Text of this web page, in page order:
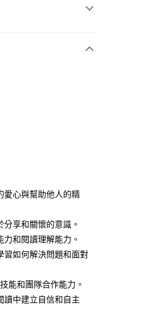
截止日，確認付款後即
未通過，訂單將自動取
付你分期系統評分，恕
每月結算日後寄送繳費提
台灣大直營門市／銀行轉
支付方式。 讓您購物簡單
。
。
跳轉至「AFTEE先享後
可完成結帳。
愛心與幫助他人的精
享和關懷的意識。
和閱讀理解能力。
習如何解決問題和面對
能和團隊合作能力。
讀中建立自信和自主